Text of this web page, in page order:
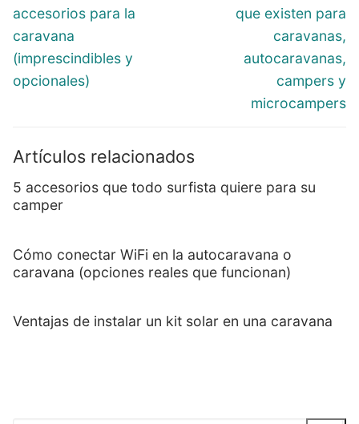
accesorios para la
caravana
(imprescindibles y
opcionales)
que existen para
caravanas,
autocaravanas,
campers y
microcampers
Artículos relacionados
5 accesorios que todo surfista quiere para su
camper
Cómo conectar WiFi en la autocaravana o
caravana (opciones reales que funcionan)
Ventajas de instalar un kit solar en una caravana